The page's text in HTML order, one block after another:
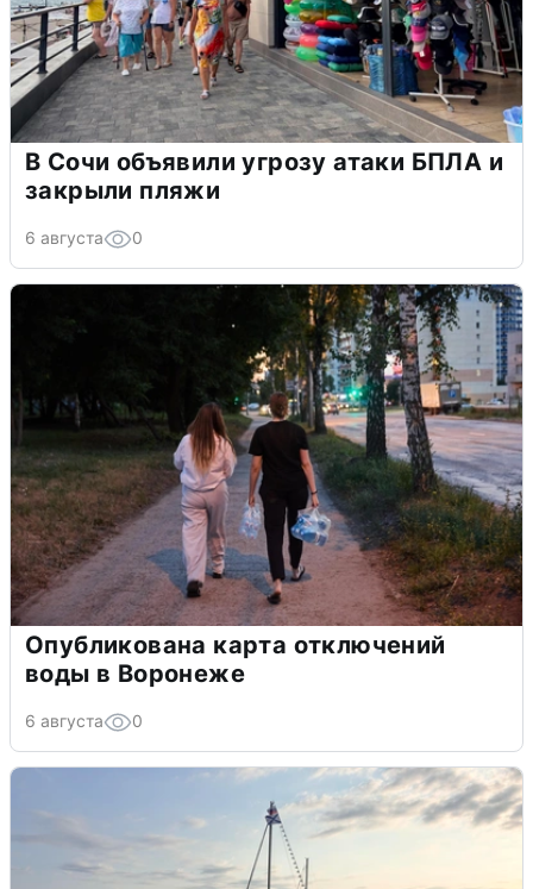
В Сочи объявили угрозу атаки БПЛА и
закрыли пляжи
6 августа 0
Опубликована карта отключений
воды в Воронеже
6 августа 0